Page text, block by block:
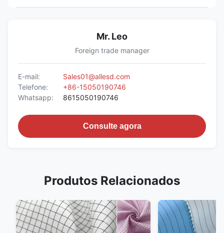
Mr. Leo
Foreign trade manager
E-mail:
Sales01@allesd.com
Telefone:
+86-15050190746
Whatsapp:
8615050190746
Consulte agora
Produtos Relacionados